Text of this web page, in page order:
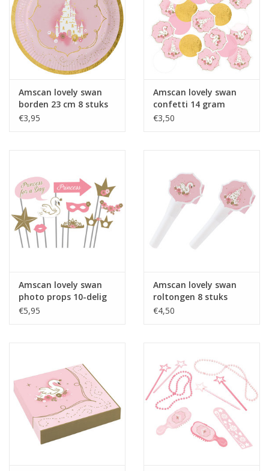
Amscan lovely swan
borden 23 cm 8 stuks
€3,95
Amscan lovely swan
confetti 14 gram
€3,50
Amscan lovely swan
photo props 10-delig
€5,95
Amscan lovely swan
roltongen 8 stuks
€4,50